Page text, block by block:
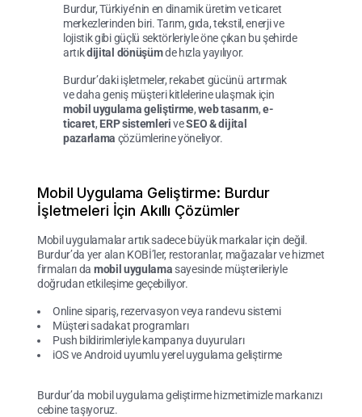
Burdur, Türkiye’nin en dinamik üretim ve ticaret
merkezlerinden biri. Tarım, gıda, tekstil, enerji ve
lojistik gibi güçlü sektörleriyle öne çıkan bu şehirde
artıkdijital dönüşümde hızla yayılıyor.
Burdur’daki işletmeler, rekabet gücünü artırmak
ve daha geniş müşteri kitlelerine ulaşmak için
mobil uygulama geliştirme,web tasarım,e-
ticaret, ERP sistemleriveSEO & dijital
pazarlama çözümlerine yöneliyor.
Mobil Uygulama Geliştirme: Burdur
İşletmeleri İçin Akıllı Çözümler
Mobil uygulamalar artık sadece büyük markalar için değil.
Burdur’da yer alan KOBİ’ler, restoranlar, mağazalar ve hizmet
firmaları da mobil uygulama sayesinde müşterileriyle
doğrudan etkileşime geçebiliyor.
Online sipariş, rezervasyon veya randevu sistemi
Müşteri sadakat programları
Push bildirimleriyle kampanya duyuruları
iOS ve Android uyumlu yerel uygulama geliştirme
Burdur’da mobil uygulama geliştirme hizmetimizle markanızı
cebine taşıyoruz.